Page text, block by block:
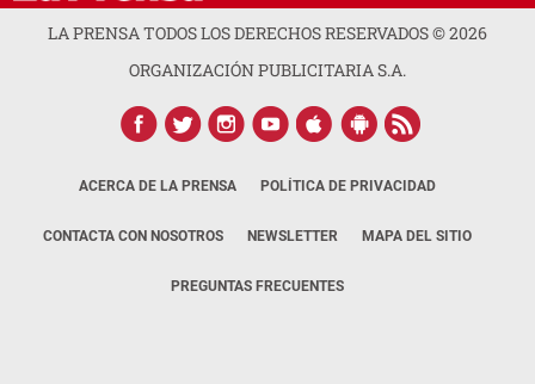
LA PRENSA TODOS LOS DERECHOS RESERVADOS ©2026
ORGANIZACIÓN PUBLICITARIA S.A.
ACERCA DE LA PRENSA POLÍTICA DE PRIVACIDAD
CONTACTA CON NOSOTROS NEWSLETTER MAPA DEL SITIO
PREGUNTAS FRECUENTES